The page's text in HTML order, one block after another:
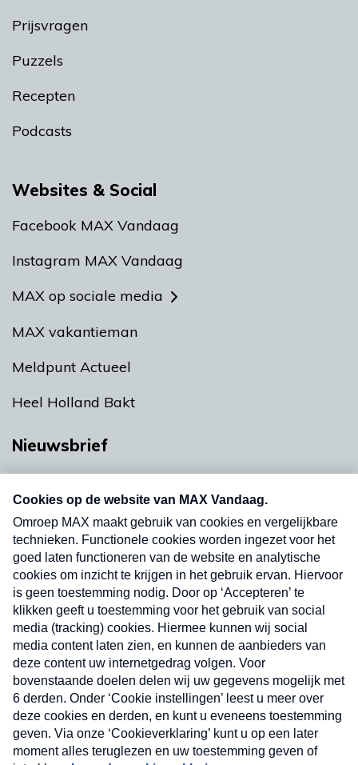
Prijsvragen
Puzzels
Recepten
Podcasts
Websites & Social
Facebook MAX Vandaag
Instagram MAX Vandaag
MAX op sociale media
MAX vakantieman
Meldpunt Actueel
Heel Holland Bakt
Nieuwsbrief
nieuwsbrief. Elke vrijdag- en dinsdagochtend in
uw mailbox.
Verzend
Nieuwsbrief
Neem hier een gratis abonnement op onze